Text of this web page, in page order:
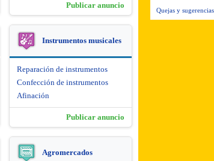
Publicar anuncio
Instrumentos musicales
Reparación de instrumentos
Confección de instrumentos
Afinación
Publicar anuncio
Agromercados
Quejas y sugerencias